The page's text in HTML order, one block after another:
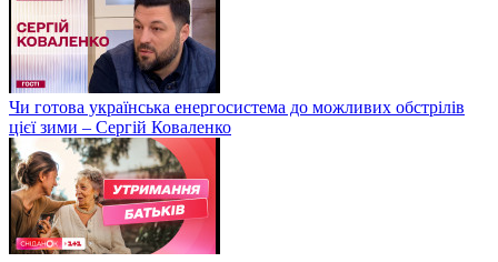
Чи готова українська енергосистема до можливих обстрілів
цієї зими – Сергій Коваленко